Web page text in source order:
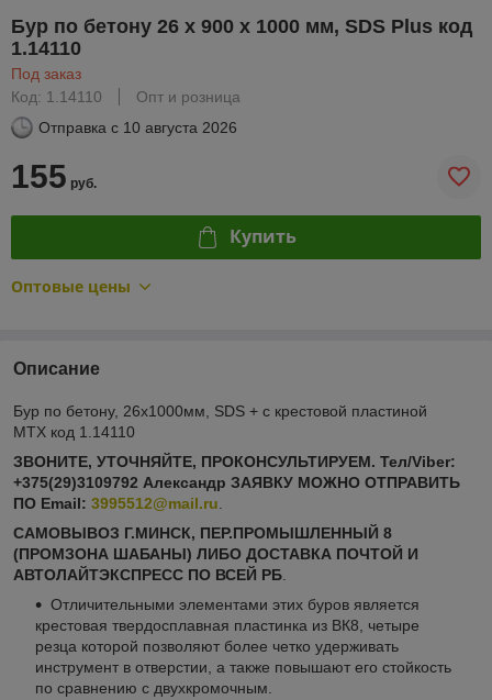
Бур по бетону 26 х 900 х 1000 мм, SDS Plus код
1.14110
Под заказ
Код: 1.14110
Опт и розница
Отправка с 10 августа 2026
155 руб.
Купить
Оптовые цены
Описание
Бур по бетону, 26х1000мм, SDS + c крестовой пластиной
MTX код 1.14110
ЗВОНИТЕ, УТОЧНЯЙТЕ, ПРОКОНСУЛЬТИРУЕМ. Тел/Viber:
+375(29)3109792 Александр ЗАЯВКУ МОЖНО ОТПРАВИТЬ
ПО Email: 3995512@mail.ru
САМОВЫВОЗ Г.МИНСК, ПЕР.ПРОМЫШЛЕННЫЙ 8
(ПРОМЗОНА ШАБАНЫ) ЛИБО ДОСТАВКА ПОЧТОЙ И
АВТОЛАЙТЭКСПРЕСС ПО ВСЕЙ РБ
Отличительными элементами этих буров является
крестовая твердосплавная пластинка из ВК8, четыре
резца которой позволяют более четко удерживать
инструмент в отверстии, а также повышают его стойкость
по сравнению с двухкромочным.